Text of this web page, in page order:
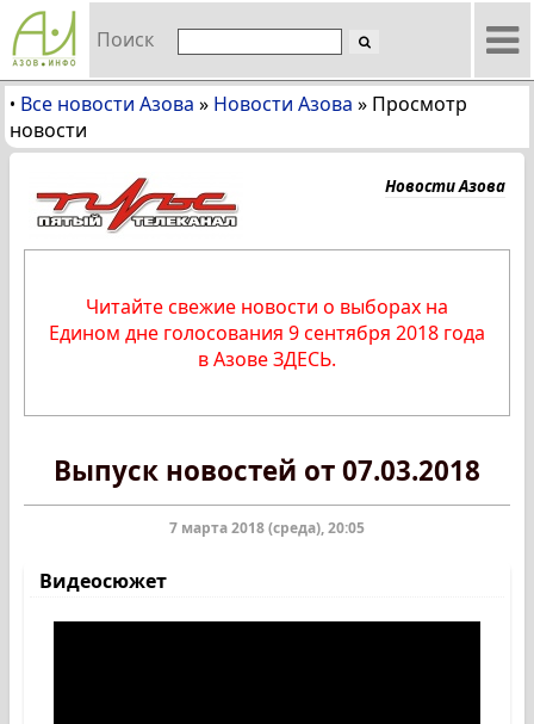
Поиск
• Все новости Азова » Новости Азова » Просмотр
новости
Новости Азова
Читайте свежие новости о выборах на
Едином дне голосования 9 сентября 2018 года
в Азове ЗДЕСЬ.
Выпуск новостей от 07.03.2018
7 марта 2018 (среда), 20:05
Видеосюжет